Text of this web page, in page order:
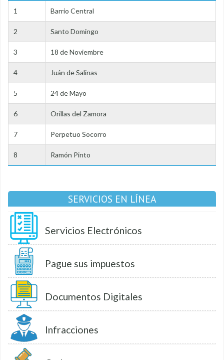
1 Barrio Central
2 Santo Domingo
3 18 de Noviembre
4 Juán de Salinas
5 24 de Mayo
6 Orillas del Zamora
7 Perpetuo Socorro
8 Ramón Pinto
SERVICIOS EN LÍNEA
Servicios Electrónicos
Pague sus impuestos
Documentos Digitales
Infracciones